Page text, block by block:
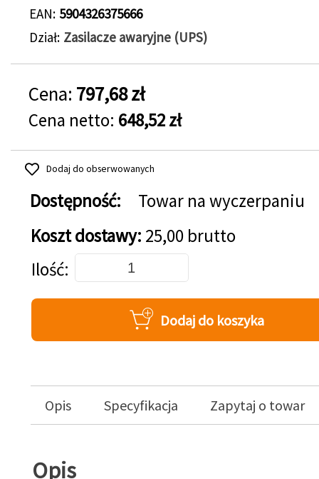
EAN 5904326375666
Dział Zasilacze awaryjne (UPS)
Cena: 797,68 zł
Cena netto: 648,52 zł
Dodaj do obserwowanych
Dostępność:
Towar na wyczerpaniu
Koszt dostawy: 25,00 brutto
Dodaj do koszyka
Ilość
Dodaj do koszyka
Opis Specyfikacja Zapytaj o towar
Opis